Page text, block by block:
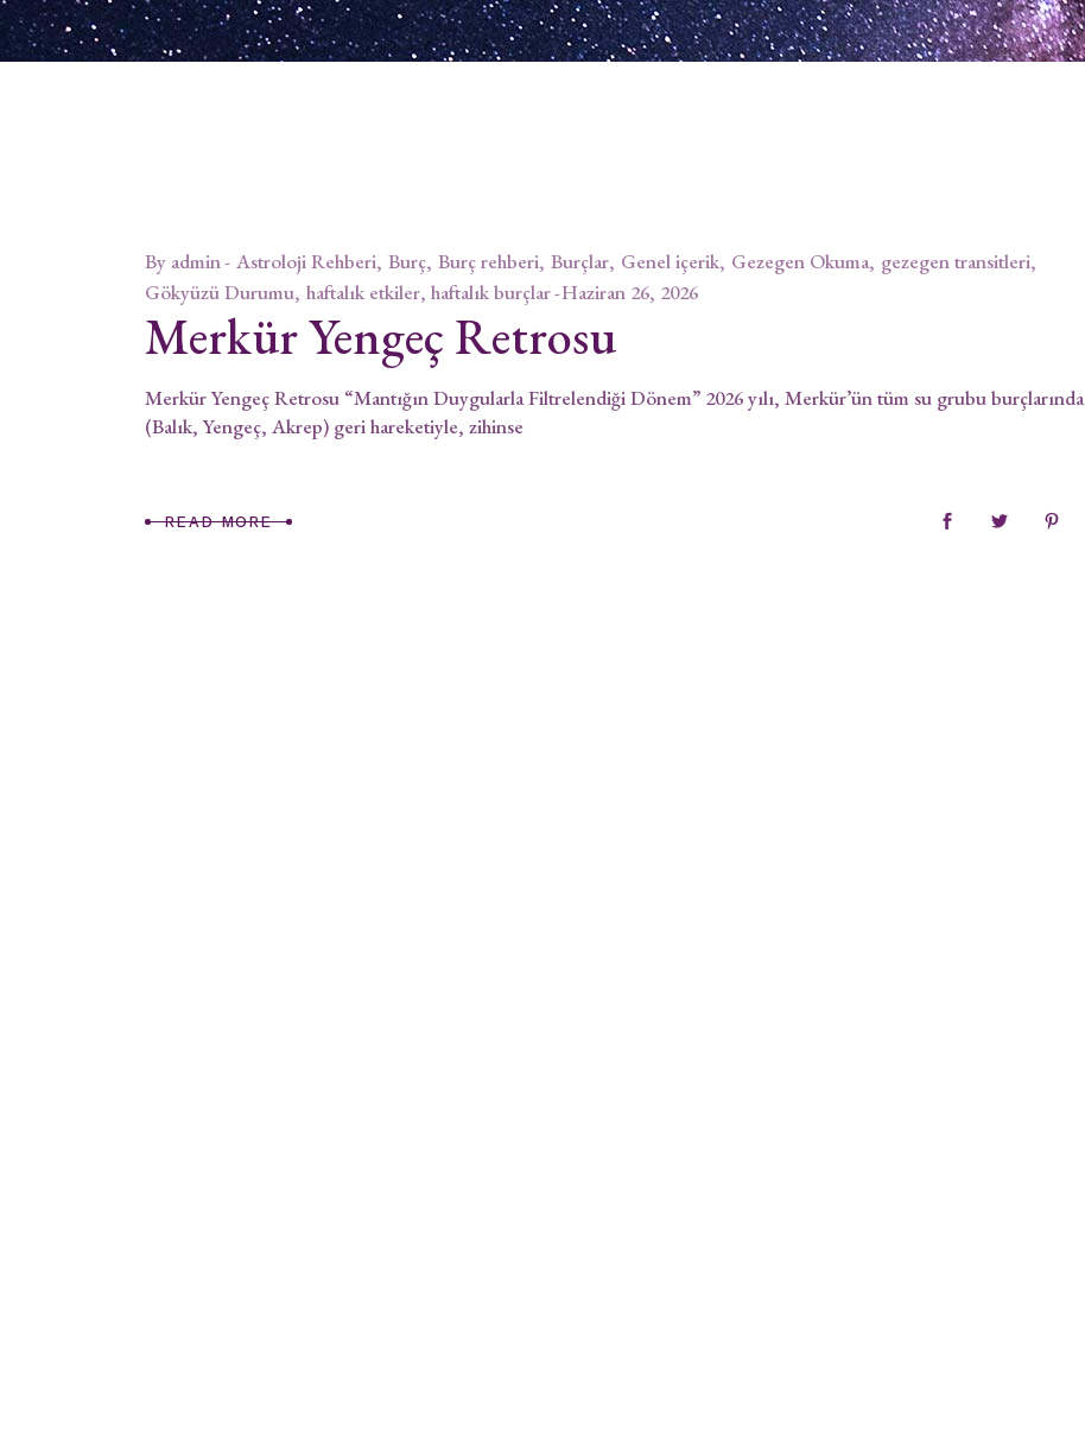
By admin Astroloji Rehberi Burç Burç rehberi Burçlar Genel içerik Gezegen Okuma gezegen transitleri
Gökyüzü Durumu haftalık etkiler, haftalık burçlar Haziran 26, 2026
Merkür Yengeç Retrosu
Merkür Yengeç Retrosu “Mantığın Duygularla Filtrelendiği Dönem” 2026 yılı, Merkür’ün tüm su grubu burçlarında
(Balık, Yengeç, Akrep) geri hareketiyle, zihinse
READ MORE